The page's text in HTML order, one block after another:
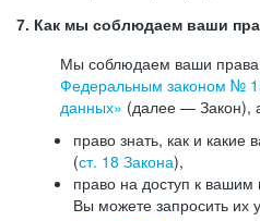
7. Как мы соблюдаем ваши
Мы соблюдаем ваши
Федеральным законом №
данных» (далее — Закон),
право знать, как и
(ст. 18 Закона),
право на доступ к
Вы можете запросить их